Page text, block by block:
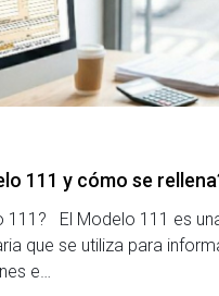
111 y cómo se
111? El Modelo 111 es
que se utiliza para
e…